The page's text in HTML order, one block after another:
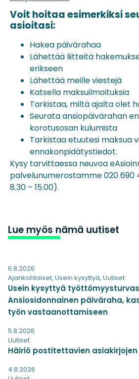
Lue myös nämä uutiset
6.8.2026
Ajankohtaiset, Usein kysyttyä, Uutiset
Usein kysyttyä
Ansiosidonnainen päiväraha,
työn vastaanottamiseen
5.8.2026
Uutiset
Häiriö postitettavien
4.8.2026
Voit hoitaa esimerkiksi
asioitasi:
Hakea päivärahaa
Lähettää liitteitä
erikseen
Lähettää meille viestejä
Katsella maksuilmoituksia
Tarkistaa, miltä ajalta olet
Seurata ansiopäivärahan
korotusosan kulumista
Tarkistaa etuutesi maksua
ennakonpidätystiedot.
Kysy tarvittaessa neuvoa
palvelunumerostamme 020
8.30 – 15.00).